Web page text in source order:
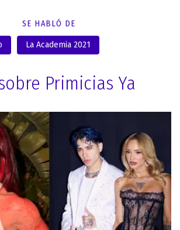
SE HABLÓ DE
La Academia 2021
Primicias Ya